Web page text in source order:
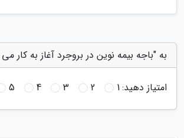
به "باجه بیمه نوین در بروجرد آغاز به کار
امتیاز دهید:1
2
3
4
5